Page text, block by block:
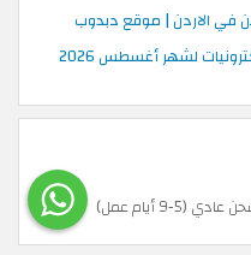
في الاردن | موقع دبدوب
لشهر أغسطس 2026
عادي (5-9 أيام عمل)